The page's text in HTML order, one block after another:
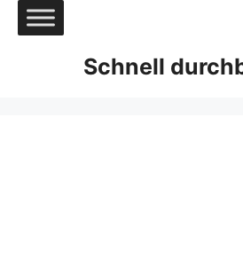
Zum
Inhalt
Schnell